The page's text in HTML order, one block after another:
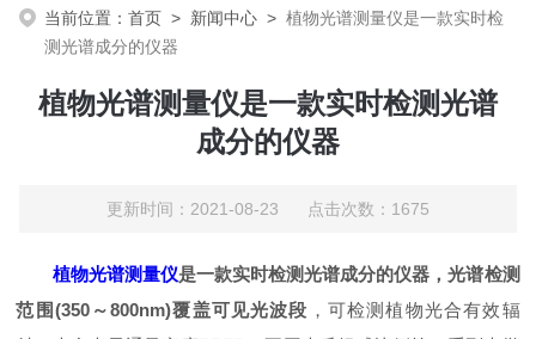
当前位置：首页 > 新闻中心 >植物光谱测量仪是一款实时检
测光谱成分的仪器
植物光谱测量仪是一款实时检测光谱
成分的仪器
更新时间：2021-08-23 点击次数：1675
植物光谱测量仪是一款实时检测光谱成分的仪器，光谱检测
范围(350～800nm)覆盖可见光波段 ，可检测植物光合有效辐